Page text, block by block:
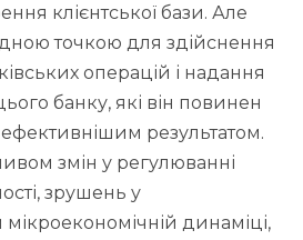
клієнтської бази. Але
точкою для здійснення
операцій і надання
банку, які він повинен
результатом.
змін у регулюванні
зрушень у
динаміці,